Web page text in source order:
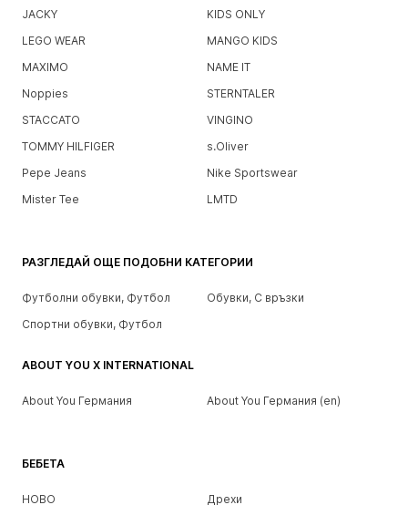
JACKY
KIDS ONLY
LEGO WEAR
MANGO KIDS
MAXIMO
NAME IT
Noppies
STERNTALER
STACCATO
VINGINO
TOMMY HILFIGER
s.Oliver
Pepe Jeans
Nike Sportswear
Mister Tee
LMTD
БЕБЕТА
НОВО
Дрехи
РАЗГЛЕДАЙ ОЩЕ ПОДОБНИ КАТЕГОРИИ
Футболни обувки, Футбол
Обувки, С връзки
Спортни обувки, Футбол
ABOUT YOU X INTERNATIONAL
About You Германия About You Германия (en)